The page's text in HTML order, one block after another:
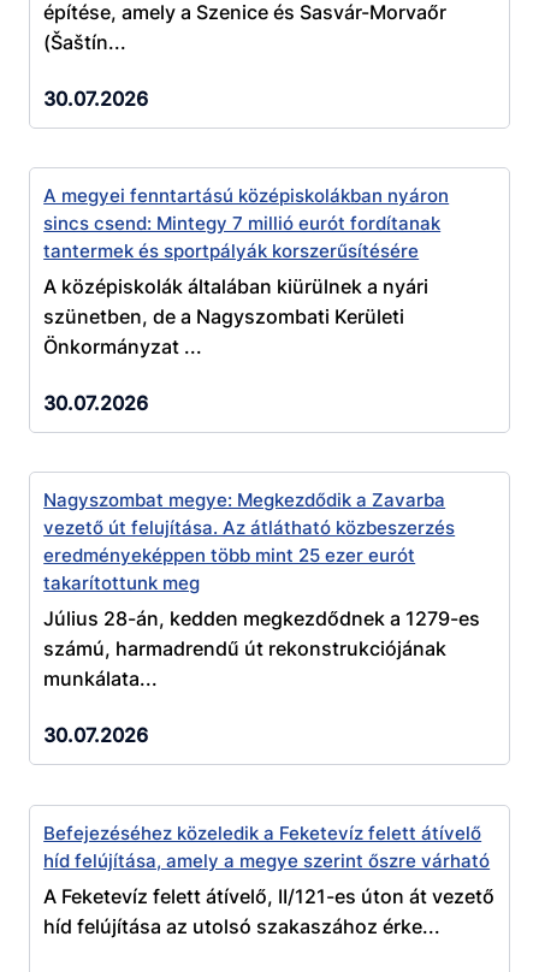
építése, amely a Szenice és Sasvár-Morvaőr
(Šaštín...
30.07.2026
A megyei fenntartású középiskolákban nyáron
sincs csend: Mintegy 7 millió eurót fordítanak
tantermek és sportpályák korszerűsítésére
A középiskolák általában kiürülnek a nyári
szünetben, de a Nagyszombati Kerületi
Önkormányzat ...
30.07.2026
Nagyszombat megye: Megkezdődik a Zavarba
vezető út felujítása. Az átlátható közbeszerzés
eredményeképpen több mint 25 ezer eurót
takarítottunk meg
Július 28-án, kedden megkezdődnek a 1279-es
számú, harmadrendű út rekonstrukciójának
munkálata...
30.07.2026
Befejezéséhez közeledik a Feketevíz felett átívelő
híd felújítása, amely a megye szerint őszre várható
A Feketevíz felett átívelő, II/121-es úton át vezető
híd felújítása az utolsó szakaszához érke...